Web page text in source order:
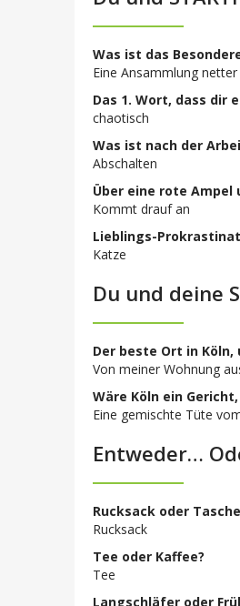
Was ist das
Eine Ansammlung
Das 1. Wort, dass dir
chaotisch
Was ist nach der
Abschalten
Über eine rote
Kommt drauf an
Lieblings-
Katze
Du und deine
Der beste Ort in
Von meiner Wohnung
Wäre Köln ein
Eine gemischte Tüte
Entweder…
Rucksack oder
Rucksack
Tee oder Kaffee?
Tee
Langschläfer oder